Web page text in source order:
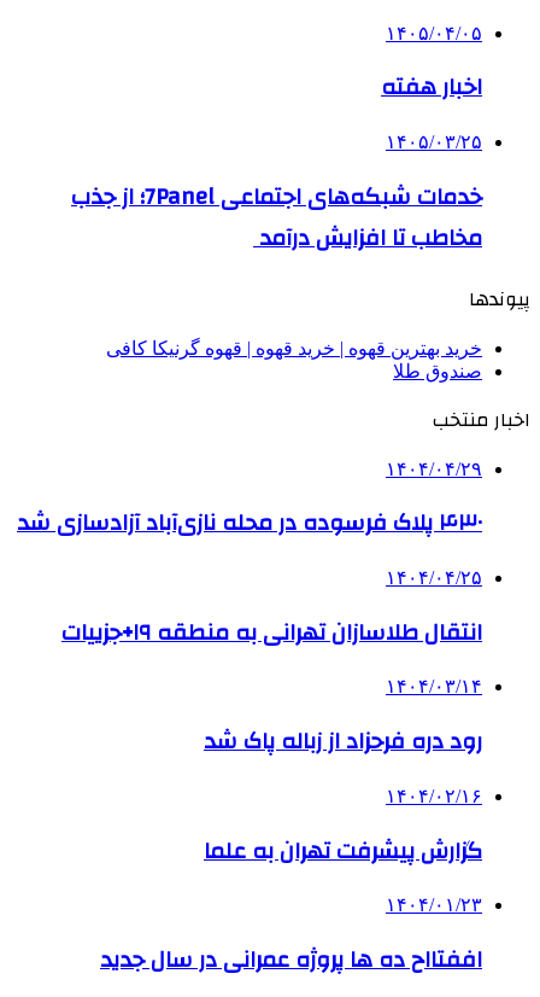
۱۴۰۵/۰۴/۰۵
اخبار هفته
۱۴۰۵/۰۳/۲۵
خدمات شبکه‌های اجتماعی 7Panel؛ از جذب
مخاطب تا افزایش درآمد
پیوندها
خرید بهترین قهوه | خرید قهوه | قهوه گرنیکا کافی
صندوق طلا
اخبار منتخب
۱۴۰۴/۰۴/۲۹
۴۳۰ پلاک فرسوده در محله نازی‌آباد آزادسازی شد
۱۴۰۴/۰۴/۲۵
انتقال طلاسازان تهرانی به منطقه ۱۹+‌جزییات
۱۴۰۴/۰۳/۱۴
رود دره فرحزاد از زباله پاک شد
۱۴۰۴/۰۲/۱۶
گزارش پیشرفت تهران به علما
۱۴۰۴/۰۱/۲۳
اففتااح ده ها پروژه عمرانی در سال جدید